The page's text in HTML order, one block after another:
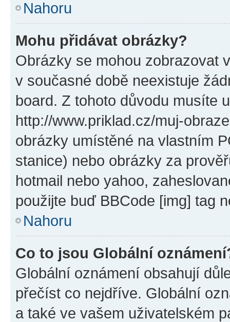
Nahoru
Mohu přidávat obrázky?
Obrázky se mohou zobrazovat
v současné době neexistuje
board. Z tohoto důvodu musíte
http://www.priklad.cz/muj-
obrázky umístěné na vlastním
stanice) nebo obrázky za
hotmail nebo yahoo,
použijte buď BBCode [img] tag
Nahoru
Co to jsou Globální
Globální oznámení obsahují
přečíst co nejdříve. Globální
a také ve vašem uživatelském